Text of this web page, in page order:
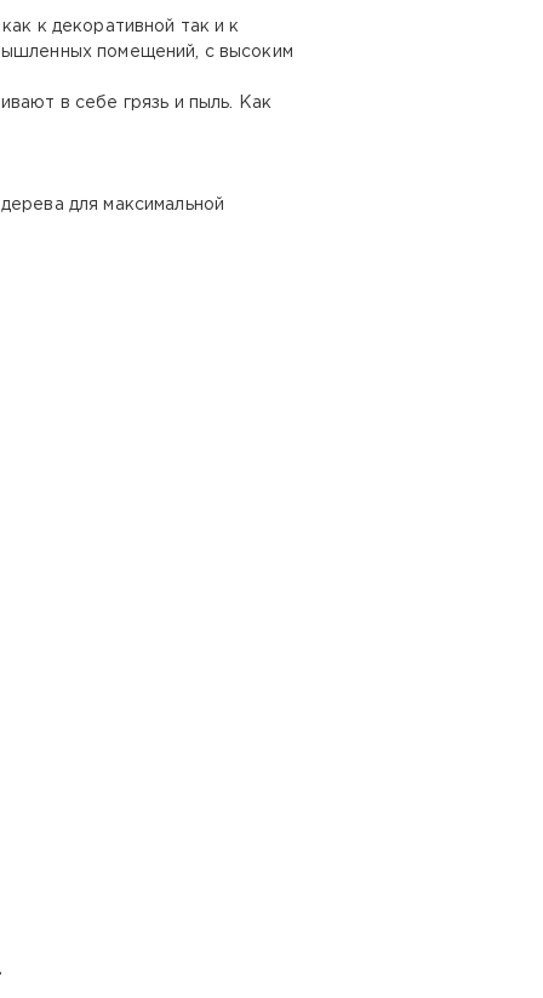
к декоративной так и к
помещений, с высоким
в себе грязь и пыль. Как
для максимальной